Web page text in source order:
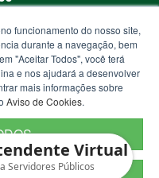
Virtual
Servidores Públicos
funcionamento do nosso site,
durante a navegação, bem
"Aceitar Todos", você terá
e nos ajudará a desenvolver
mais informações sobre
Aviso de Cookies.